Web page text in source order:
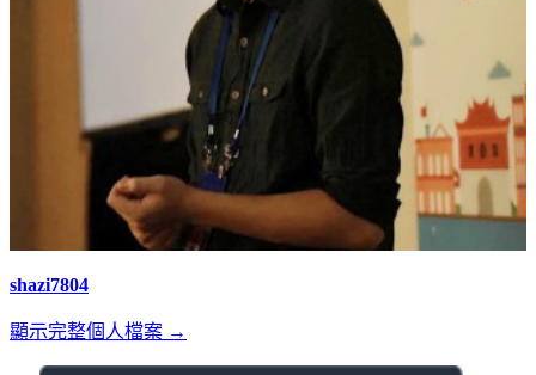
shazi7804
顯示完整個人檔案 →